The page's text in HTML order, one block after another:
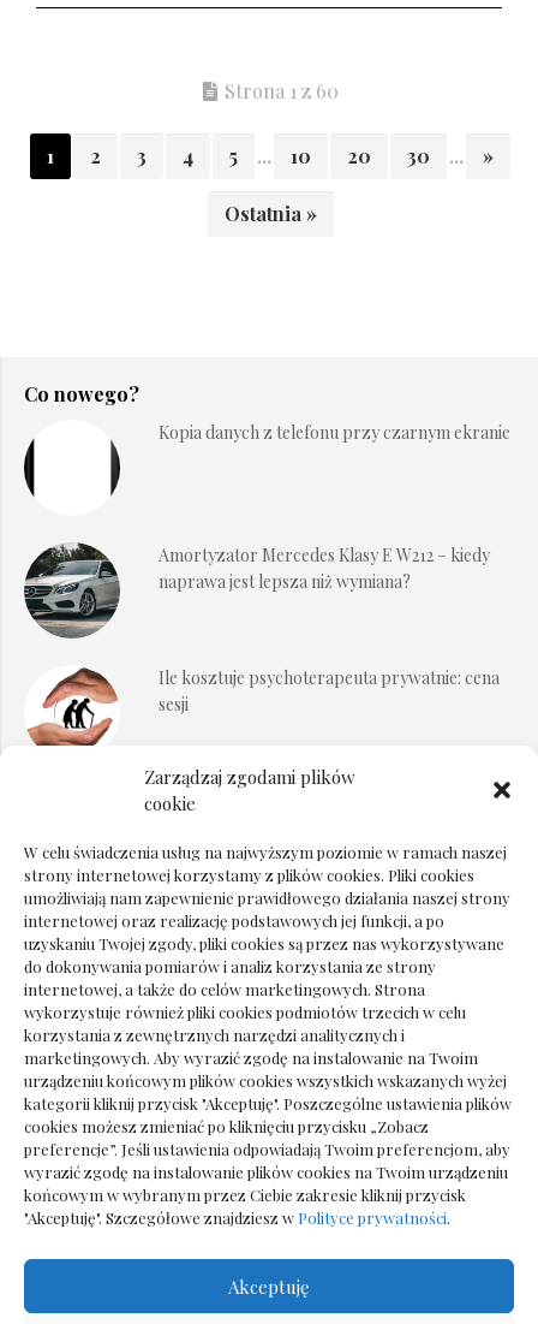
Zarządzaj zgodami plików
cookie
W celu świadczenia usług na najwyższym poziomie w ramach naszej
strony internetowej korzystamy z plików cookies. Pliki cookies
umożliwiają nam zapewnienie prawidłowego działania naszej strony
internetowej oraz realizację podstawowych jej funkcji, a po
uzyskaniu Twojej zgody, pliki cookies są przez nas wykorzystywane
do dokonywania pomiarów i analiz korzystania ze strony
internetowej, a także do celów marketingowych. Strona
wykorzystuje również pliki cookies podmiotów trzecich w celu
korzystania z zewnętrznych narzędzi analitycznych i
marketingowych. Aby wyrazić zgodę na instalowanie na Twoim
urządzeniu końcowym plików cookies wszystkich wskazanych wyżej
kategorii kliknij przycisk "Akceptuję". Poszczególne ustawienia plików
cookies możesz zmieniać po kliknięciu przycisku „Zobacz
preferencje”. Jeśli ustawienia odpowiadają Twoim preferencjom, aby
wyrazić zgodę na instalowanie plików cookies na Twoim urządzeniu
końcowym w wybranym przez Ciebie zakresie kliknij przycisk
"Akceptuję". Szczegółowe znajdziesz w Polityce prywatności.
Akceptuję
Strona 1 z 60
1 2 3 4 5 ... 10 20 30 ... »
Ostatnia »
Co nowego?
Kopia danych z telefonu przy czarnym ekranie
Amortyzator Mercedes Klasy E W212 – kiedy
naprawa jest lepsza niż wymiana?
Ile kosztuje psychoterapeuta prywatnie: cena
sesji
Dokumenty do odbioru przy zmianie biura
Deska podłogowa do salonu: jak wybrać bez
pośpiechu